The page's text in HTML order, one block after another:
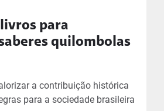
para
quilombolas
a contribuição histórica
para a sociedade brasileira